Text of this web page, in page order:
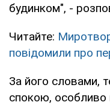
будинком", -
Читайте:
повідомили про
За його словами,
спокою, особливо